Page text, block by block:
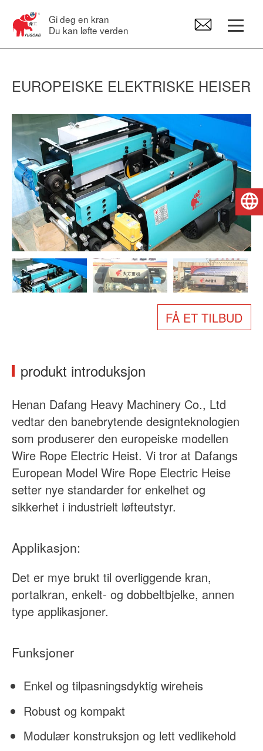
Gi deg en kran
Du kan løfte verden
Svingkraner
Elektrotaljer
Reservedeler til kraner
Om oss
Nyheter
EUROPEISKE ELEKTRISKE HEISER
FÅ ET TILBUD
produkt introduksjon
Henan Dafang Heavy Machinery Co., Ltd
vedtar den banebrytende designteknologien
som produserer den europeiske modellen
Wire Rope Electric Heist. Vi tror at Dafangs
European Model Wire Rope Electric Heise
setter nye standarder for enkelhet og
sikkerhet i industrielt løfteutstyr.
Applikasjon:
Det er mye brukt til overliggende kran,
portalkran, enkelt- og dobbeltbjelke, annen
type applikasjoner.
Funksjoner
Enkel og tilpasningsdyktig wireheis
Robust og kompakt
Modulær konstruksjon og lett vedlikehold
Norsk